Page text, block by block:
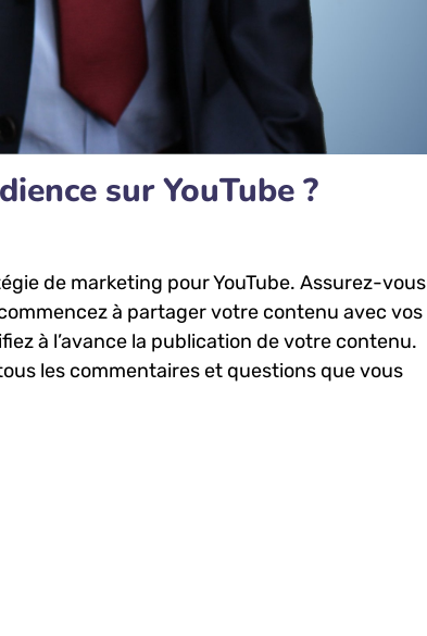
sur ‌YouTube ⁣?
de marketing pour‍ YouTube. Assurez-vous
à partager votre contenu avec vos
à l’avance la publication de votre ​contenu.
les commentaires‌ et questions ​que vous